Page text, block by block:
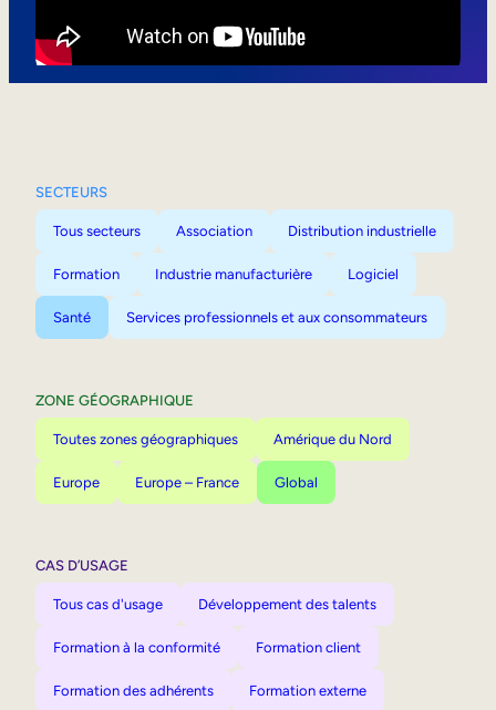
SECTEURS
Tous secteurs Association Distribution industrielle
Formation Industrie manufacturière Logiciel
Santé Services professionnels et aux consommateurs
ZONE GÉOGRAPHIQUE
Toutes zones géographiques Amérique du Nord
Europe Europe – France Global
CAS D’USAGE
Tous cas d'usage Développement des talents
Formation à la conformité Formation client
Formation des adhérents Formation externe